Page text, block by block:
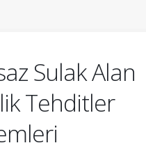
Sulak Alan
Tehditler